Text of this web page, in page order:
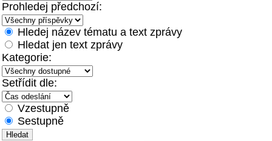
Prohledej předchozí:
Hledej název tématu a text zprávy
Hledat jen text zprávy
Kategorie:
Setřídit dle:
Vzestupně
Sestupně